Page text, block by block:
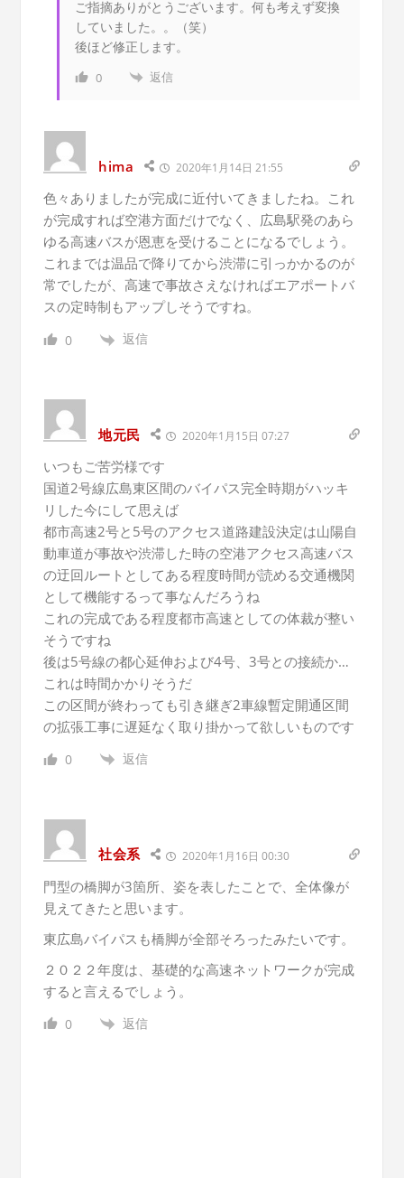
ご指摘ありがとうございます。何も考えず変換
していました。。（笑）
後ほど修正します。
0 返信
hima 2020年1月14日 21:55
色々ありましたが完成に近付いてきましたね。これ
が完成すれば空港方面だけでなく、広島駅発のあら
ゆる高速バスが恩恵を受けることになるでしょう。
これまでは温品で降りてから渋滞に引っかかるのが
常でしたが、高速で事故さえなければエアポートバ
スの定時制もアップしそうですね。
0 返信
地元民 2020年1月15日 07:27
いつもご苦労様です
国道2号線広島東区間のバイパス完全時期がハッキ
リした今にして思えば
都市高速2号と5号のアクセス道路建設決定は山陽自
動車道が事故や渋滞した時の空港アクセス高速バス
の迂回ルートとしてある程度時間が読める交通機関
として機能するって事なんだろうね
これの完成である程度都市高速としての体裁が整い
そうですね
後は5号線の都心延伸および4号、3号との接続か…
これは時間かかりそうだ
この区間が終わっても引き継ぎ2車線暫定開通区間
の拡張工事に遅延なく取り掛かって欲しいものです
0 返信
社会系 2020年1月16日 00:30
門型の橋脚が3箇所、姿を表したことで、全体像が
見えてきたと思います。
東広島バイパスも橋脚が全部そろったみたいです。
２０２２年度は、基礎的な高速ネットワークが完成
すると言えるでしょう。
0 返信